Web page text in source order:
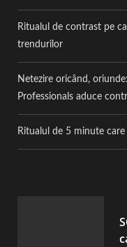
Ritualul de contrast pe
trendurilor
Netezire oricând,
Professionals aduce
Ritualul de 5 minute